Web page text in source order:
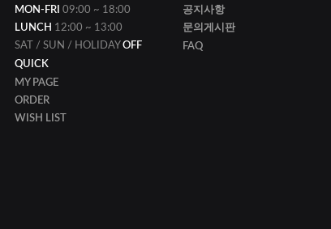
MON-FRI 09:00 ~ 18:00
LUNCH 12:00 ~ 13:00
SAT / SUN / HOLIDAYOFF
공지사항
문의게시판
FAQ
QUICK
MY PAGE
ORDER
WISH LIST